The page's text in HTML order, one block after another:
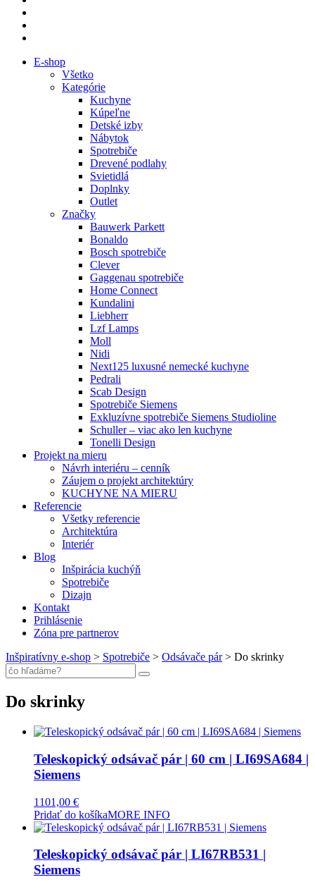
E-shop
Všetko
Kategórie
Kuchyne
Kúpeľne
Detské izby
Nábytok
Spotrebiče
Drevené podlahy
Svietidlá
Doplnky
Outlet
Značky
Bauwerk Parkett
Bonaldo
Bosch spotrebiče
Clever
Gaggenau spotrebiče
Home Connect
Kundalini
Liebherr
Lzf Lamps
Moll
Nidi
Next125 luxusné nemecké kuchyne
Pedrali
Scab Design
Spotrebiče Siemens
Exkluzívne spotrebiče Siemens Studioline
Schuller – viac ako len kuchyne
Tonelli Design
Projekt na mieru
Návrh interiéru – cenník
Záujem o projekt architektúry
KUCHYNE NA MIERU
Referencie
Všetky referencie
Architektúra
Interiér
Blog
Inšpirácia kuchýň
Spotrebiče
Dizajn
Kontakt
Prihlásenie
Zóna pre partnerov
Inšpiratívny e-shop > Spotrebiče > Odsávače pár> Do skrinky
Do skrinky
Teleskopický odsávač pár | 60 cm | LI69SA684 |
Siemens
1101,00 €
Pridať do košíkaMORE INFO
Teleskopický odsávač pár | LI67RB531 |
Siemens